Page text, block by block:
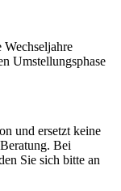
Umstellungsphase
und ersetzt keine
Bei
Sie sich bitte an